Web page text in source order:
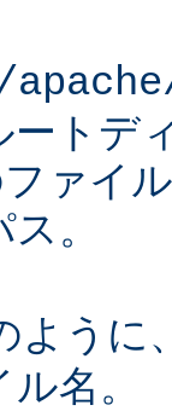
ートデ
ァイ
。
ように
名。